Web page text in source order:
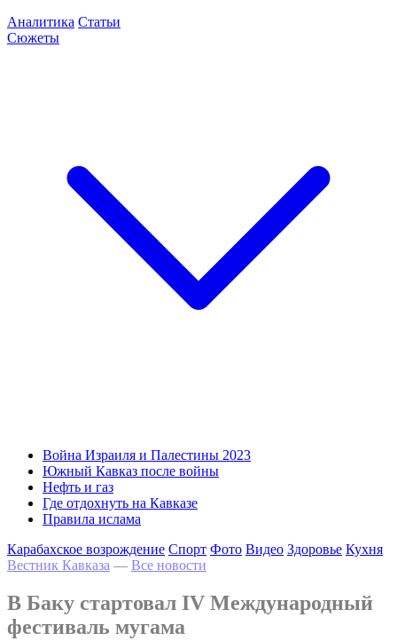
Аналитика Статьи
Сюжеты
Война Израиля и Палестины 2023
Южный Кавказ после войны
Нефть и газ
Где отдохнуть на Кавказе
Правила ислама
Карабахское возрождение Спорт Фото Видео Здоровье Кухня
Вестник Кавказа — Все новости
В Баку стартовал IV Международный
фестиваль мугама